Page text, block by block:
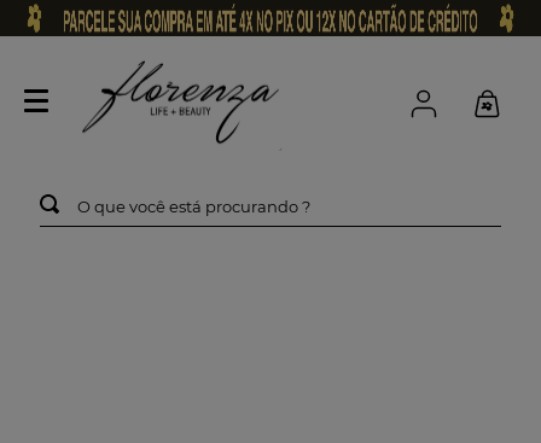
O que você está procurando ?